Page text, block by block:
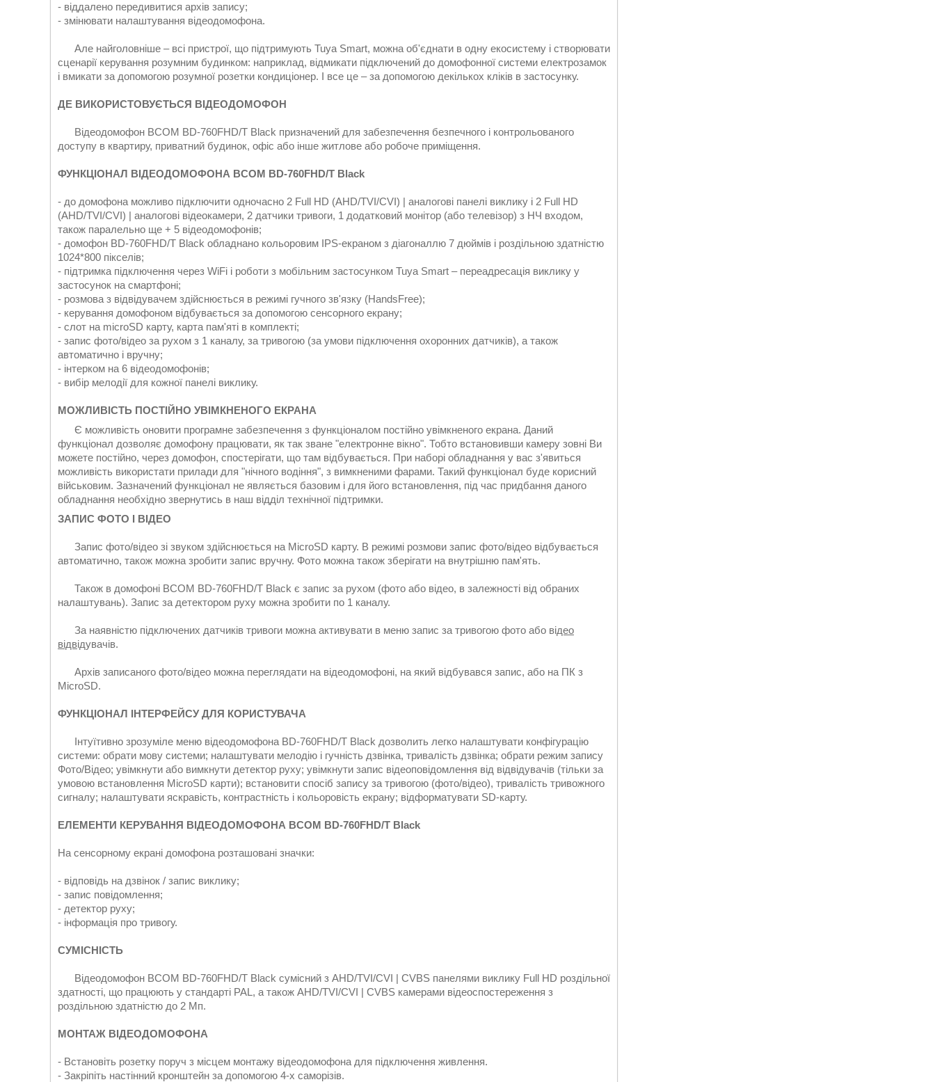
- віддалено передивитися архів запису;
- змінювати налаштування відеодомофона.
Але найголовніше – всі пристрої, що підтримують Tuya Smart, можна об'єднати в одну екосистему і створювати
сценарії керування розумним будинком: наприклад, відмикати підключений до домофонної системи електрозамок
і вмикати за допомогою розумної розетки кондиціонер. І все це – за допомогою декількох кліків в застосунку.
ДЕ ВИКОРИСТОВУЄТЬСЯ ВІДЕОДОМОФОН
Відеодомофон BCOM BD-760FHD/T Black призначений для забезпечення безпечного і контрольованого
доступу в квартиру, приватний будинок, офіс або інше житлове або робоче приміщення.
ФУНКЦІОНАЛ ВІДЕОДОМОФОНА BCOM BD-760FHD/T Black
- до домофона можливо підключити одночасно 2 Full HD (AHD/TVI/CVI) | аналогові панелі виклику і 2 Full HD
(AHD/TVI/CVI) | аналогові відеокамери, 2 датчики тривоги, 1 додатковий монітор (або телевізор) з НЧ входом,
також паралельно ще + 5 відеодомофонів;
- домофон BD-760FHD/T Black обладнано кольоровим IPS-екраном з діагоналлю 7 дюймів і роздільною здатністю
1024*800 пікселів;
- підтримка підключення через WiFi і роботи з мобільним застосунком Tuya Smart – переадресація виклику у
застосунок на смартфоні;
- розмова з відвідувачем здійснюється в режимі гучного зв'язку (HandsFree);
- керування домофоном відбувається за допомогою сенсорного екрану;
- слот на microSD карту, карта пам'яті в комплекті;
- запис фото/відео за рухом з 1 каналу, за тривогою (за умови підключення охоронних датчиків), а також
автоматично і вручну;
- інтерком на 6 відеодомофонів;
- вибір мелодії для кожної панелі виклику.
МОЖЛИВІСТЬ ПОСТІЙНО УВІМКНЕНОГО ЕКРАНА
Є можливість оновити програмне забезпечення з функціоналом постійно увімкненого екрана. Даний
функціонал дозволяє домофону працювати, як так зване "електронне вікно". Тобто встановивши камеру зовні Ви
можете постійно, через домофон, спостерігати, що там відбувається. При наборі обладнання у вас з'явиться
можливість використати прилади для "нічного водіння", з вимкненими фарами. Такий функціонал буде корисний
військовим. Зазначений функціонал не являється базовим і для його встановлення, під час придбання даного
обладнання необхідно звернутись в наш відділ технічної підтримки.
ЗАПИС ФОТО І ВІДЕО
Запис фото/відео зі звуком здійснюється на MicroSD карту. В режимі розмови запис фото/відео відбувається
автоматично, також можна зробити запис вручну. Фото можна також зберігати на внутрішню пам'ять.
Також в домофоні BCOM BD-760FHD/T Black є запис за рухом (фото або відео, в залежності від обраних
налаштувань). Запис за детектором руху можна зробити по 1 каналу.
За наявністю підключених датчиків тривоги можна активувати в меню запис за тривогою фото або відео
відвідувачів.
Архів записаного фото/відео можна переглядати на відеодомофоні, на який відбувався запис, або на ПК з
MicroSD.
ФУНКЦІОНАЛ ІНТЕРФЕЙСУ ДЛЯ КОРИСТУВАЧА
Інтуїтивно зрозуміле меню відеодомофона BD-760FHD/T Black дозволить легко налаштувати конфігурацію
системи: обрати мову системи; налаштувати мелодію і гучність дзвінка, тривалість дзвінка; обрати режим запису
Фото/Відео; увімкнути або вимкнути детектор руху; увімкнути запис відеоповідомлення від відвідувачів (тільки за
умовою встановлення MicroSD карти); встановити спосіб запису за тривогою (фото/відео), тривалість тривожного
сигналу; налаштувати яскравість, контрастність і кольоровість екрану; відформатувати SD-карту.
ЕЛЕМЕНТИ КЕРУВАННЯ ВІДЕОДОМОФОНА BCOM BD-760FHD/T Black
На сенсорному екрані домофона розташовані значки:
- відповідь на дзвінок / запис виклику;
- запис повідомлення;
- детектор руху;
- інформація про тривогу.
СУМІСНІСТЬ
Відеодомофон BCOM BD-760FHD/T Black сумісний з AHD/TVI/CVI | CVBS панелями виклику Full HD роздільної
здатності, що працюють у стандарті PAL, а також AHD/TVI/CVI | CVBS камерами відеоспостереження з
роздільною здатністю до 2 Мп.
МОНТАЖ ВІДЕОДОМОФОНА
- Встановіть розетку поруч з місцем монтажу відеодомофона для підключення живлення.
- Закріпіть настінний кронштейн за допомогою 4-х саморізів.